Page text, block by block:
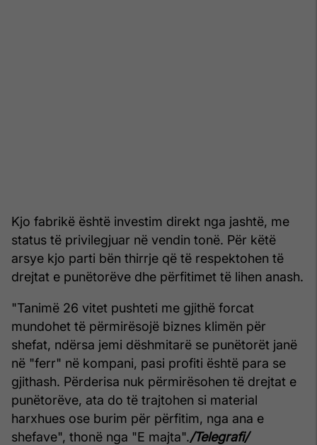
Kjo fabrikë është investim direkt nga jashtë, me
status të privilegjuar në vendin tonë. Për këtë
arsye kjo parti bën thirrje që të respektohen të
drejtat e punëtorëve dhe përfitimet të lihen anash.
"Tanimë 26 vitet pushteti me gjithë forcat
mundohet të përmirësojë biznes klimën për
shefat, ndërsa jemi dëshmitarë se punëtorët janë
në "ferr" në kompani, pasi profiti është para se
gjithash. Përderisa nuk përmirësohen të drejtat e
punëtorëve, ata do të trajtohen si material
harxhues ose burim për përfitim, nga ana e
shefave", thonë nga "E majta"./Telegrafi/